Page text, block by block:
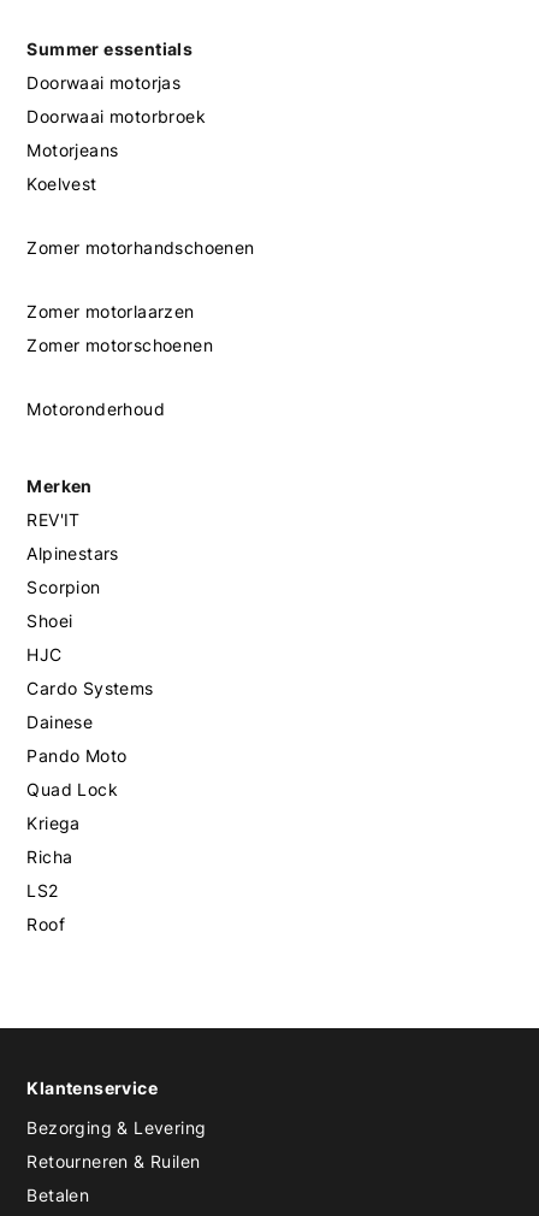
Summer essentials
Doorwaai motorjas
Doorwaai motorbroek
Motorjeans
Koelvest
Zomer motorhandschoenen
Zomer motorlaarzen
Zomer motorschoenen
Motoronderhoud
Merken
REV'IT
Alpinestars
Scorpion
Shoei
HJC
Cardo Systems
Dainese
Pando Moto
Quad Lock
Kriega
Richa
LS2
Roof
Klantenservice
Bezorging & Levering
Retourneren & Ruilen
Betalen